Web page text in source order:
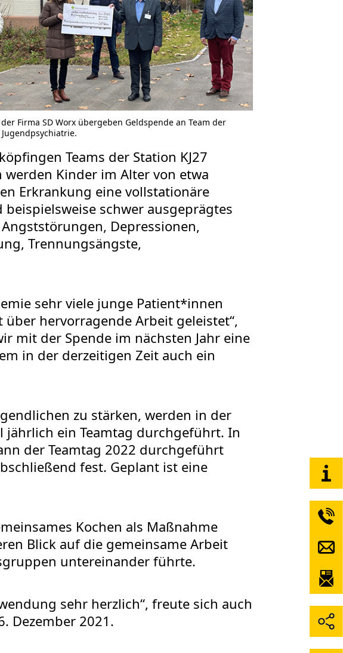
Firma SD Worx übergeben Geldspende an Team der
Teams der Station KJ27
Kinder im Alter von etwa
Erkrankung eine vollstationäre
schwer ausgeprägtes
Depressionen,
Trennungsängste,
sehr viele junge Patient*innen
hervorragende Arbeit geleistet“,
mit der Spende im nächsten Jahr eine
in der derzeitigen Zeit auch ein
zu stärken, werden in der
ein Teamtag durchgeführt. In
der Teamtag 2022 durchgeführt
fest. Geplant ist eine
Kochen als Maßnahme
Blick auf die gemeinsame Arbeit
untereinander führte.
sehr herzlich“, freute sich auch
Dezember 2021.